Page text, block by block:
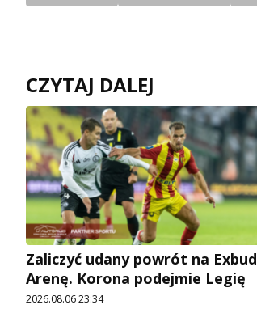
CZYTAJ DALEJ
Zaliczyć udany powrót na Exbud
Arenę. Korona podejmie Legię
2026.08.06 23:34